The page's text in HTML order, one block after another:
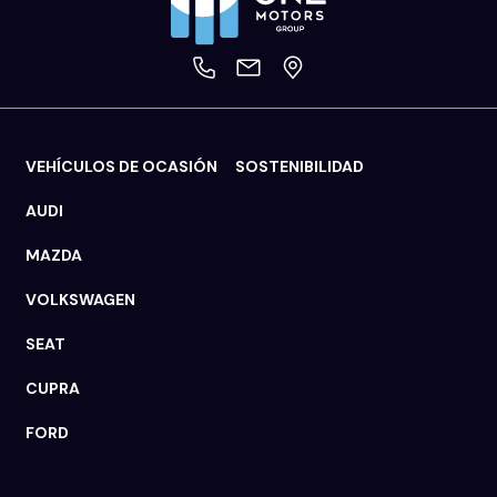
- Luces de freno. luces frontales antiniebla. luces de
cruce. Luces de día. Luces traseras y luces de carretera
VEHÍCULOS DE OCASIÓN SOSTENIBILIDAD
AUDI
MAZDA
VOLKSWAGEN
SEAT
CUPRA
FORD